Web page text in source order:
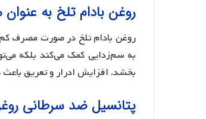
روغن بادام تلخ به
روغن بادام تلخ در صورت مصرف
به سم‌زدایی کمک می‌کند بلکه
بخشد. افزایش ادرار و تعریق
پتانسیل ضد سرطانی